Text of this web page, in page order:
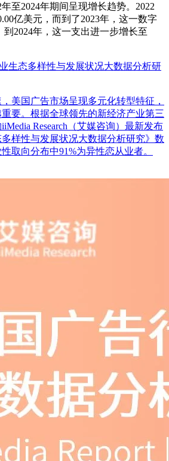
至2024年期间呈现增长趋势。2022
亿美元，而到了2023年，这一数字
到2024年，这一支出进一步增长至
生态多样性与发展状况大数据分析研
美国广告市场呈现多元化转型特征，
要。根据全球领先的新经济产业第三
Research（艾媒咨询）最新发布
样性与发展状况大数据分析研究》数
取向分布中91%为异性恋从业者。